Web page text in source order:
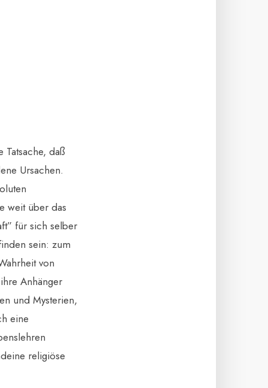
daß
Ursachen.
weit über das
für sich selber
sein: zum
von
Anhänger
und Mysterien,
eine
religiöse